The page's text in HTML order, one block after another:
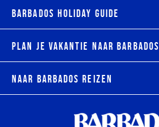
Barbados Holiday Guide
Plan je vakantie naar Barbados
Naar Barbados reizen